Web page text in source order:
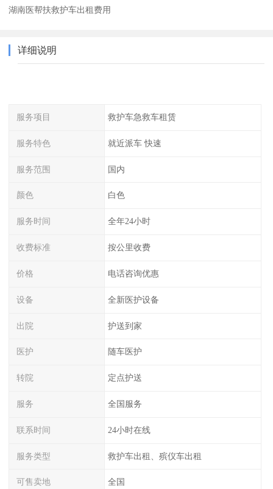
湖南医帮扶救护车出租费用
详细说明
服务项目 救护车急救车租赁
服务特色 就近派车 快速
服务范围 国内
颜色 白色
服务时间 全年24小时
收费标准 按公里收费
价格 电话咨询优惠
设备 全新医护设备
出院 护送到家
医护 随车医护
转院 定点护送
服务 全国服务
联系时间 24小时在线
服务类型 救护车出租、殡仪车出租
可售卖地 全国